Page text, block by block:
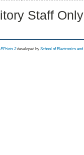
Staff
EPrints 3 developed by School of Electronics